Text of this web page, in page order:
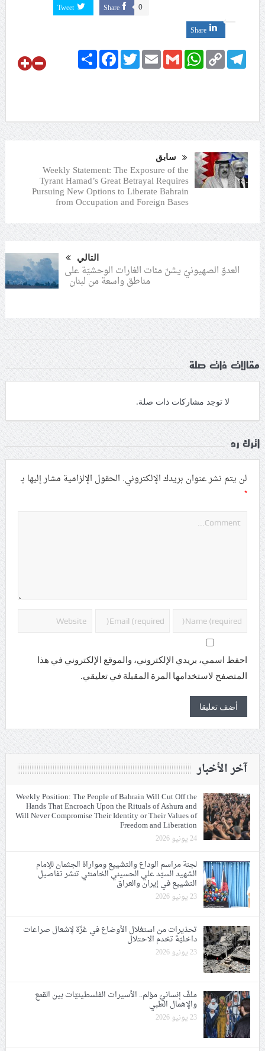
Share 0
Tweet
Share
ShareFacebookTwitterEmailGmail
WhatsApp Copy
Link
Telegram
سابق
Weekly Statement: The Exposure of the
Tyrant Hamad’s Great Betrayal Requires
Pursuing New Options to Liberate Bahrain
from Occupation and Foreign Bases
التالي
العدوّ الصهيونيّ يشنّ مئات الغارات الوحشيّة على
مناطق واسعة من لبنان
مقالات ذات صلة
لا توجد مشاركات ذات صلة.
اترك رد
لن يتم نشر عنوان بريدك الإلكتروني. الحقول الإلزامية مشار إليها بـ
*
احفظ اسمي، بريدي الإلكتروني، والموقع الإلكتروني في هذا
المتصفح لاستخدامها المرة المقبلة في تعليقي.
آخر الأخبار
Weekly Position: The People of Bahrain Will Cut Off the
Hands That Encroach Upon the Rituals of Ashura and
Will Never Compromise Their Identity or Their Values of
Freedom and Liberation
24 يونيو 2026
لجنة مراسم الوداع والتشييع ومواراة الجثمان للإمام
الشهيد السيّد علي الحسيني الخامنئي تنشر تفاصيل
التشييع في إيران والعراق
23 يونيو 2026
تحذيرات من استغلال الأوضاع في غزّة لإشعال صراعات
داخليّة تخدم الاحتلال
23 يونيو 2026
ملفّ إنسانيّ مؤلم.. الأسيرات الفلسطينيّات بين القمع
والإهمال الطبي
23 يونيو 2026